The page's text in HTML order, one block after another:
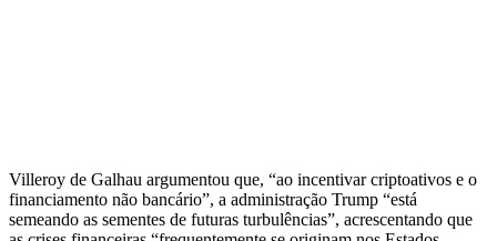
Villeroy de Galhau argumentou que, “ao incentivar criptoativos e o
financiamento não bancário”, a administração Trump “está
semeando as sementes de futuras turbulências”, acrescentando que